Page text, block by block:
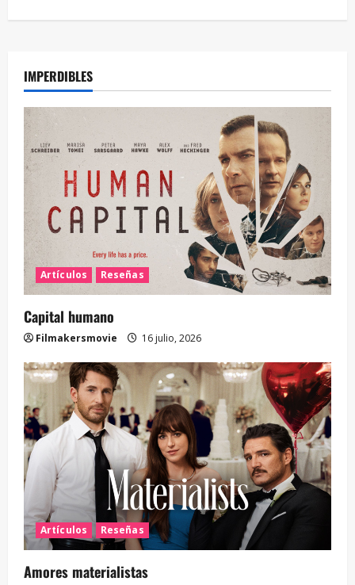
IMPERDIBLES
Artículos Reseñas
Capital humano
Filmakersmovie 16 julio, 2026
Artículos Reseñas
Amores materialistas